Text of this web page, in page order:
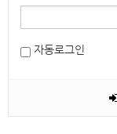
자동로그인